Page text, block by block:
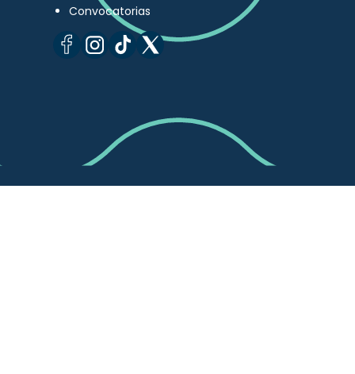
Convocatorias